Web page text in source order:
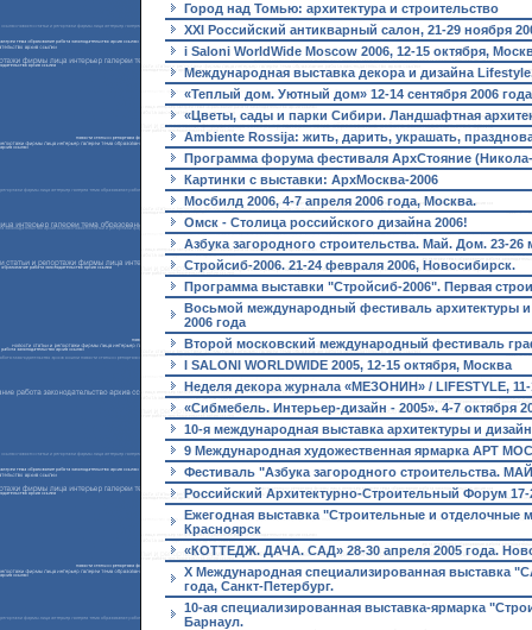
Город над Томью: архитектура и строительство
XXI Российский антикварный салон, 21-29 ноября
i Saloni WorldWide Moscow 2006, 12-15 октября,
Международная выставка декора и дизайна
«Теплый дом. Уютный дом» 12-14 сентября 2006
«Цветы, сады и парки Сибири. Ландшафтная
Ambiente Rossija: жить, дарить, украшать,
Программа форума фестиваля АрхСтояние
Картинки с выставки: АрхМосква-2006
Мосбилд 2006, 4-7 апреля 2006 года, Москва.
Омск - Столица российского дизайна 2006!
Азбука загородного строительства. Май. Дом. 23-26
Стройсиб-2006. 21-24 февраля 2006, Новосибирск.
Программа выставки "Стройсиб-2006". Первая
Восьмой международный фестиваль архитектуры и
2006 года
Второй московский международный фестиваль
I SALONI WORLDWIDE 2005, 12-15 октября, Москва
Неделя декора журнала «МЕЗОНИН» / LIFESTYLE, 11-
«Сибмебель. Интерьер-дизайн - 2005». 4-7 октября
10-я международная выставка архитектуры и
9 Международная художественная ярмарка АРТ
Фестиваль "Азбука загородного строительства.
Российский Архитектурно-Строительный Форум
Ежегодная выставка "Строительные и отделочные
Красноярск
«КОТТЕДЖ. ДАЧА. САД» 28-30 апреля 2005 года.
X Международная специализированная
года, Санкт-Петербург.
10-ая специализированная выставка-ярмарка
Барнаул.